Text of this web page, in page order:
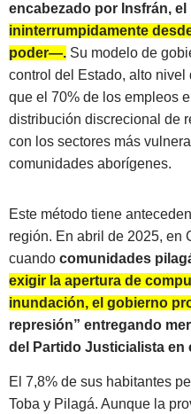
encabezado por Insfrán,
ininterrumpidamente
poder—. Su modelo de
control del Estado, alto
que el 70% de los empleos
distribución discrecional de
con los sectores más
comunidades aborígenes.
Este método tiene
región. En abril de 2025, en
cuando comunidades
exigir la apertura de
inundación, el gobierno
represión” entregando
del Partido Justicialista en
El 7,8% de sus habitantes
Toba y Pilagá. Aunque la